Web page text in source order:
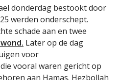
donderdag bestookt door
werden onderschept.
schade aan en twee
Later op de dag
voor
vooral waren gericht op
aan Hamas. Hezbollah